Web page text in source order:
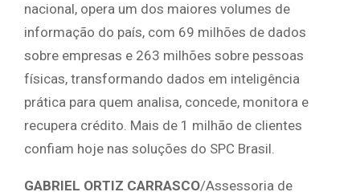
nacional, opera um dos maiores volumes de
informação do país, com 69 milhões de dados
sobre empresas e 263 milhões sobre pessoas
físicas, transformando dados em inteligência
prática para quem analisa, concede, monitora e
recupera crédito. Mais de 1 milhão de clientes
confiam hoje nas soluções do SPC Brasil.
GABRIEL ORTIZ CARRASCO/Assessoria de